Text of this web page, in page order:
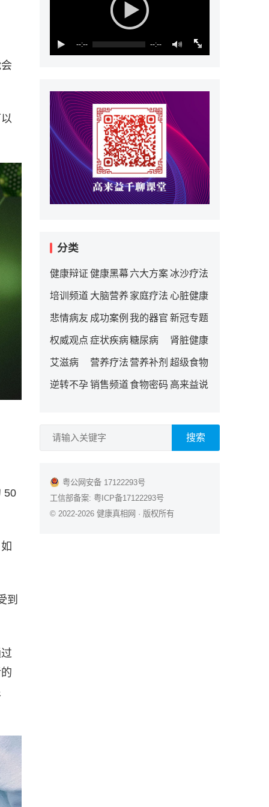
50
到
--:-- --:--
分类
健康辩证 健康黑幕 六大方案冰沙疗法
培训频道 大脑营养 家庭疗法 心脏健康
悲情病友 成功案例 我的器官 新冠专题
权威观点 症状疾病糖尿病 肾脏健康
艾滋病 营养疗法 营养补剂 超级食物
逆转不孕销售频道食物密码 高来益说
搜索
粤公网安备 17122293号
工信部备案: 粤ICP备17122293号
© 2022-2026 健康真相网 · 版权所有